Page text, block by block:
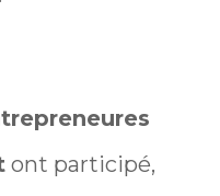
ont participé,